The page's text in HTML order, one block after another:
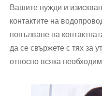
Вашите нужди и
контактите на
попълване на
да се свържете с тях за
относно всяка